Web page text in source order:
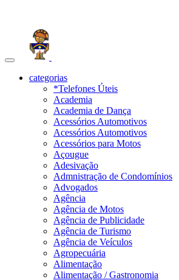
Toggle
navigationcategorias
*Telefones Úteis
Academia
Academia de Dança
Acessórios Automotivos
Acessórios Automotivos
Acessórios para Motos
Açougue
Adesivação
Admnistração de Condomínios
Advogados
Agência
Agência de Motos
Agência de Publicidade
Agência de Turismo
Agência de Veículos
Agropecuária
Alimentação
Alimentação / Gastronomia